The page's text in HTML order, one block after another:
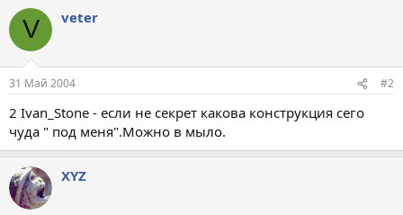
V veter
31 Май 2004 #2
2 Ivan_Stone - если не секрет какова конструкция сего
чуда " под меня".Можно в мыло.
XYZ